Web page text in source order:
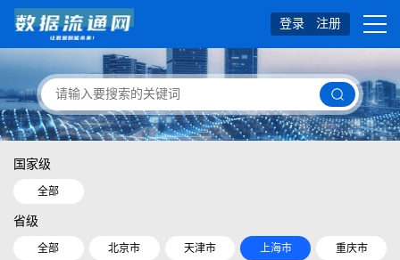
登录 注册
国家级
全部
省级
全部 北京市 天津市 上海市 重庆市